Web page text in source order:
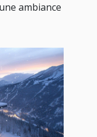
ambiance